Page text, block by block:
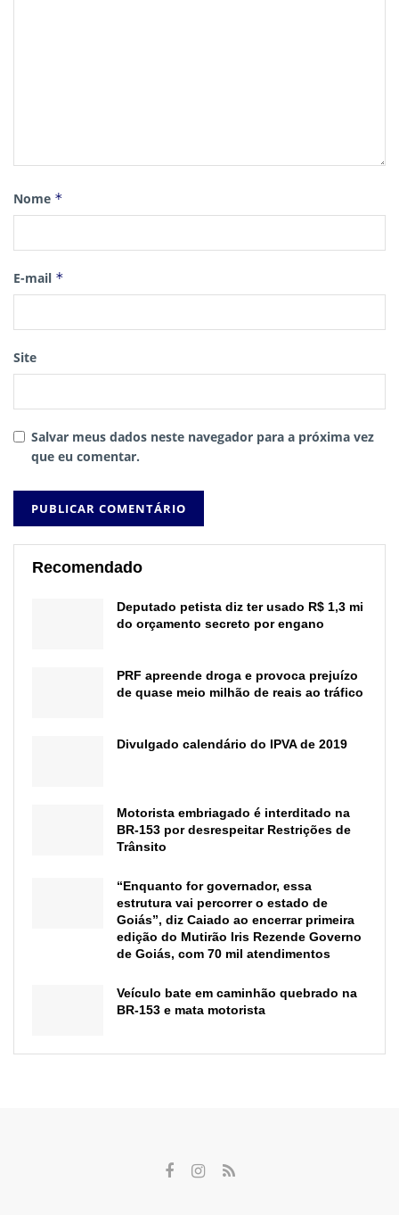
Nome *
E-mail *
Site
Salvar meus dados neste navegador para a próxima vez
que eu comentar.
Recomendado
Deputado petista diz ter usado R$ 1,3 mi
do orçamento secreto por engano
PRF apreende droga e provoca prejuízo
de quase meio milhão de reais ao tráfico
Divulgado calendário do IPVA de 2019
Motorista embriagado é interditado na
BR-153 por desrespeitar Restrições de
Trânsito
“Enquanto for governador, essa
estrutura vai percorrer o estado de
Goiás”, diz Caiado ao encerrar primeira
edição do Mutirão Iris Rezende Governo
de Goiás, com 70 mil atendimentos
Veículo bate em caminhão quebrado na
BR-153 e mata motorista